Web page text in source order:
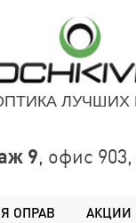
ЛУЧШИХ
9, офис
ОПРАВ АКЦИИ